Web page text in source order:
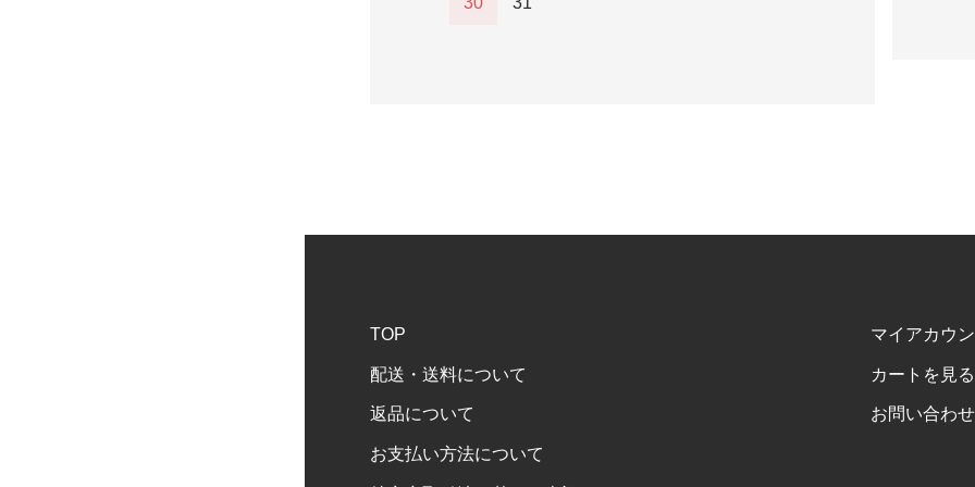
TOP
配送・送料について
返品について
お支払い方法について
マイアカウ
カートを見る
お問い合わせ